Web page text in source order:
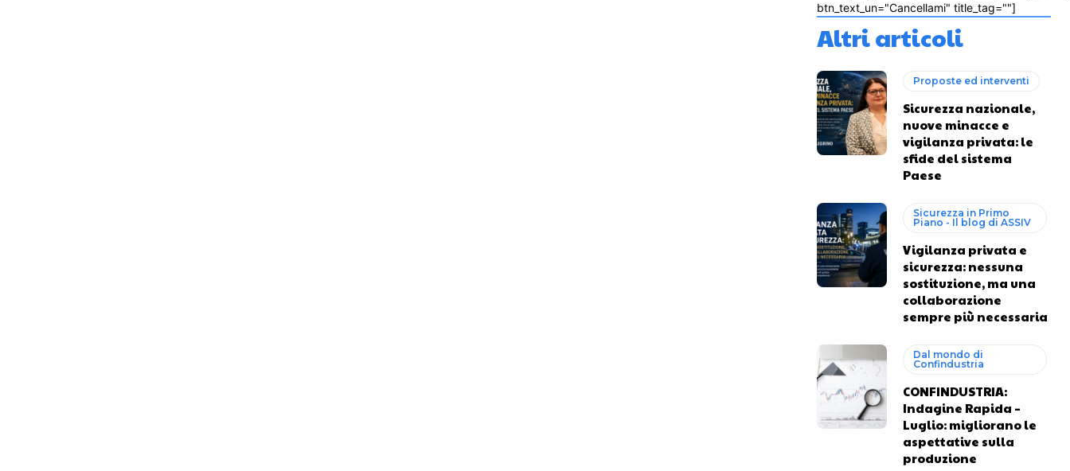
btn_text_un="Cancellami" title_tag=""]
Altri articoli
Proposte ed interventi
Sicurezza nazionale,
nuove minacce e
vigilanza privata: le
sfide del sistema
Paese
Sicurezza in Primo
Piano - Il blog di ASSIV
Vigilanza privata e
sicurezza: nessuna
sostituzione, ma una
collaborazione
sempre più necessaria
Dal mondo di
Confindustria
CONFINDUSTRIA:
Indagine Rapida –
Luglio: migliorano le
aspettative sulla
produzione